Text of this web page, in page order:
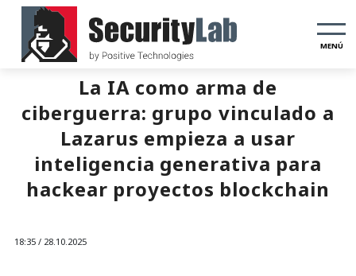
MENÚ
La IA como arma de
ciberguerra: grupo vinculado a
Lazarus empieza a usar
inteligencia generativa para
hackear proyectos blockchain
18:35 / 28.10.2025